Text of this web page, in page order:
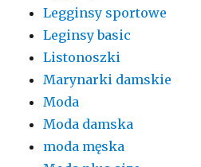
Legginsy sportowe
Leginsy basic
Listonoszki
Marynarki damskie
Moda
Moda damska
moda męska